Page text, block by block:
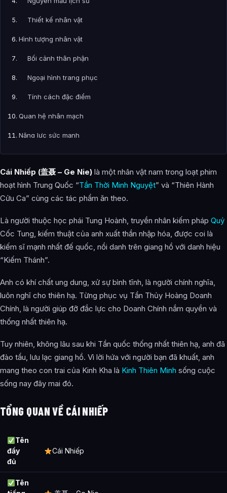
Thiết kế nhân vật
Hình tượng nhân vật
Bối cảnh thân phận
Ngoại hình trang phục
Tính cách đặc điểm
Quan hệ nhân mạch
Năng lực sức mạnh
Vũ khí
Chiêu thức
Chiêu thức hợp kích
Thử thách Quỷ Cốc
Sứ giả đến Hàn Quốc
Đối Đầu Tung Hoành
Tạm lánh ở Tang Hải
Hợp Tung Liên Hoành
Hành Trình Đông Quận
Kinh Nghê Xuất Hiện
Bảng thống kê trận đấu của Cái Nhiếp
Bình chọn nhân vật được yêu thích
Danh sách xuất hiện
Bài Viết Liên Quan
Cái Nhiếp (盖聂 – Ge Nie) là một nhân vật nam trong loạt phim
hoạt hình Trung Quốc “Tần Thời Minh Nguyệt” và “Thiên Hành
Cửu Ca” cùng các tác phẩm ăn theo.
Là người thuộc học phái Tung Hoành, truyền nhân kiếm pháp Quỷ
Cốc Tung, kiếm thuật của anh xuất thần nhập hóa, được coi là
kiếm sĩ mạnh nhất đế quốc, nổi danh trên giang hồ với danh hiệu
“Kiếm Thánh”.
Anh có khí chất ung dung, xử sự bình tĩnh, là người chính nghĩa,
luôn nghĩ cho thiên hạ. Từng phục vụ Tần Thủy Hoàng Doanh
Chính, là người giúp đỡ đắc lực cho Doanh Chính nắm quyền và
thống nhất thiên hạ.
Tuy nhiên, không lâu sau khi Tần quốc thống nhất thiên hạ, anh đã
đào tẩu, lưu lạc giang hồ. Vì lời hứa với người bạn đã khuất, anh
mang theo con trai của Kinh Kha là Kinh Thiên Minh sống cuộc
sống nay đây mai đó.
TỔNG QUAN VỀ CÁI NHIẾP
Tên
đầy
đủ
Cái Nhiếp
Tên